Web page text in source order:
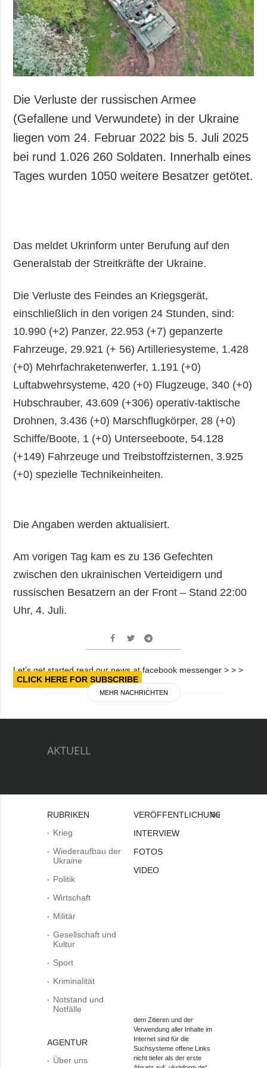
Gesellschaft und
Kultur
Sport
Kriminalität
Notstand und
ZUSÄTZLICH
Veröffentlichungen
Interview
Fotos
LEISTUNGEN
Abonnement
Fotobank
Die Verluste der russischen Armee
(Gefallene und Verwundete) in der Ukraine
liegen vom 24. Februar 2022 bis 5. Juli 2025
bei rund 1.026 260 Soldaten. Innerhalb eines
Tages wurden 1050 weitere Besatzer getötet.
Das meldet Ukrinform unter Berufung auf den
Generalstab der Streitkräfte der Ukraine.
Die Verluste des Feindes an Kriegsgerät,
einschließlich in den vorigen 24 Stunden, sind:
10.990 (+2) Panzer, 22.953 (+7) gepanzerte
Fahrzeuge, 29.921 (+ 56) Artilleriesysteme, 1.428
(+0) Mehrfachraketenwerfer, 1.191 (+0)
Luftabwehrsysteme, 420 (+0) Flugzeuge, 340 (+0)
Hubschrauber, 43.609 (+306) operativ-taktische
Drohnen, 3.436 (+0) Marschflugkörper, 28 (+0)
Schiffe/Boote, 1 (+0) Unterseeboote, 54.128
(+149) Fahrzeuge und Treibstoffzisternen, 3.925
(+0) spezielle Technikeinheiten.
Die Angaben werden aktualisiert.
Am vorigen Tag kam es zu 136 Gefechten
zwischen den ukrainischen Verteidigern und
russischen Besatzern an der Front – Stand 22:00
Uhr, 4. Juli.
Let’s get started read our news at facebook messenger > > >
CLICK HERE FOR SUBSCRIBE
MEHR NACHRICHTEN
AKTUELL
RUBRIKEN
Krieg
Wiederaufbau der
Ukraine
Politik
Wirtschaft
Militär
Gesellschaft und
Kultur
Sport
Kriminalität
Notstand und
Notfälle
AGENTUR
Über uns
VERÖFFENTLICHUNGEN
INTERVIEW
FOTOS
VIDEO
Bei
dem Zitieren und der
Verwendung aller Inhalte im
Internet sind für die
Suchsysteme offene Links
nicht tiefer als der erste